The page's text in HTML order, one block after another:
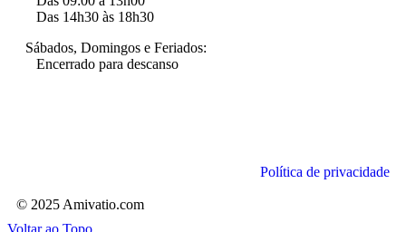
Das 14h30 às 18h30
Sábados, Domingos e Feriados:
Encerrado para descanso
Política de privacidade
© 2025 Amivatio.com
Voltar ao Topo